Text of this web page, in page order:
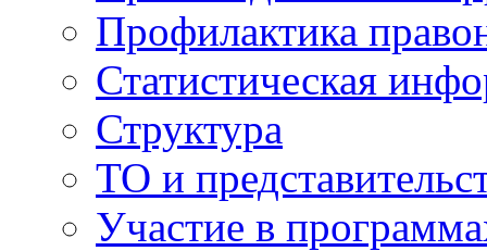
Профилактика
Статистическая
Структура
ТО и
Участие в